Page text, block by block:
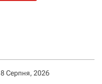
8 Серпня, 2026